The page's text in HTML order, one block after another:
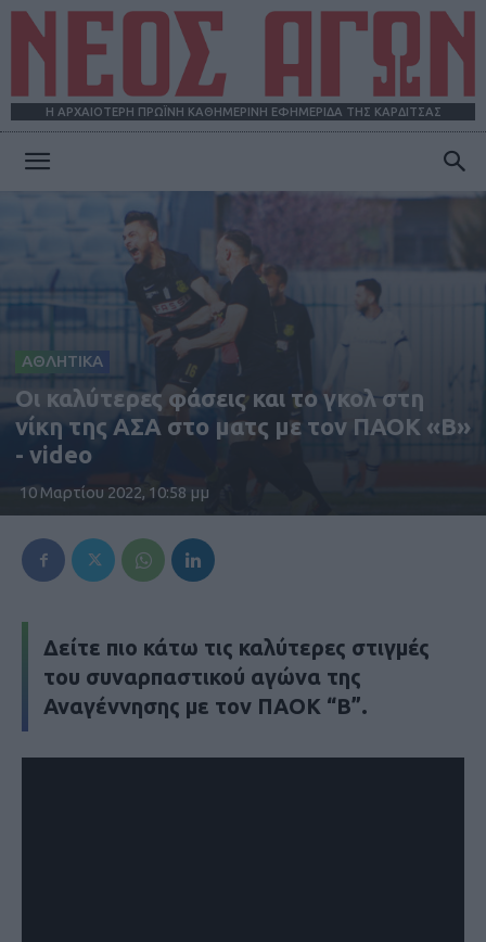
Η ΑΡΧΑΙΟΤΕΡΗ ΠΡΩΪΝΗ ΚΑΘΗΜΕΡΙΝΗ ΕΦΗΜΕΡΙΔΑ ΤΗΣ ΚΑΡΔΙΤΣΑΣ
ΑΓΩΝ
ΑΘΛΗΤΙΚΑ
Οι καλύτερες φάσεις και το γκολ στη
νίκη της ΑΣΑ στο ματς με τον ΠΑΟΚ «Β»
- video
10 Μαρτίου 2022, 10:58 μμ
Δείτε πιο κάτω τις καλύτερες στιγμές
του συναρπαστικού αγώνα της
Αναγέννησης με τον ΠΑΟΚ “Β”.